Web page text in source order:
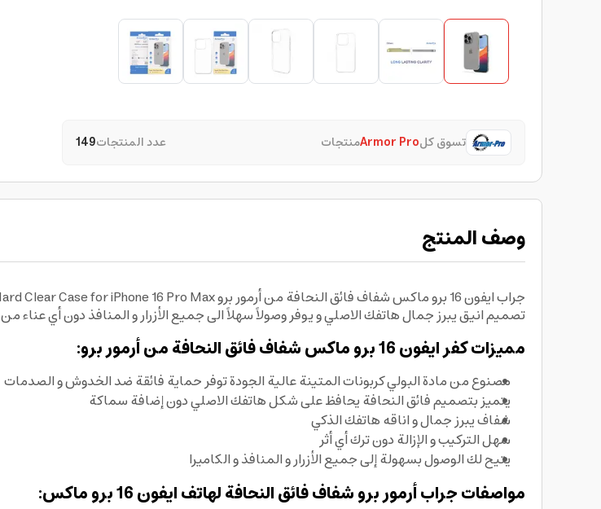
تسوق كلArmor Proمنتجات عدد المنتجات149
وصف المنتج
تصميم انيق يبرز جمال هاتفك الاصلي و يوفر وصولاً سهلاً الى جميع الأزرار و المنافذ دون أي عناء من ArmorPro.
مميزات كفر ايفون 16 برو ماكس شفاف فائق النحافة من أرمور برو:
مصنوع من مادة البولي كربونات المتينة عالية الجودة توفر حماية فائقة ضد الخدوش و الصدمات
يتميز بتصميم فائق النحافة يحافظ على شكل هاتفك الاصلي دون إضافة سماكة
شفاف يبرز جمال و اناقه هاتفك الذكي
سهل التركيب و الإزالة دون ترك أي أثر
يتيح لك الوصول بسهولة إلى جميع الأزرار و المنافذ و الكاميرا
مواصفات جراب أرمور برو شفاف فائق النحافة لهاتف ايفون 16 برو ماكس: